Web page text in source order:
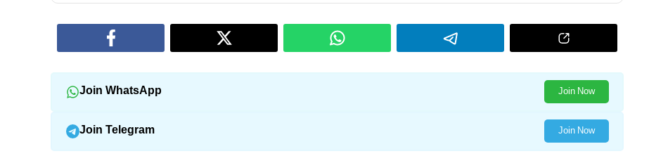
Join WhatsApp Join Now
Join Telegram Join Now